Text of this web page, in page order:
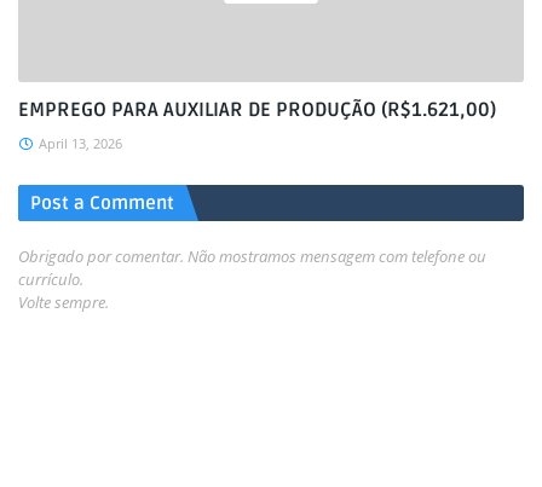
EMPREGO PARA AUXILIAR DE PRODUÇÃO (R$1.621,00)
April 13, 2026
Post a Comment
Obrigado por comentar. Não mostramos mensagem com telefone ou
currículo.
Volte sempre.